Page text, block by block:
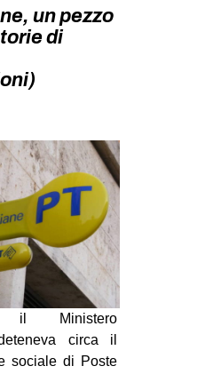
TSUNAMI
un pezzo
di
Ministero
circa il
sociale di Poste